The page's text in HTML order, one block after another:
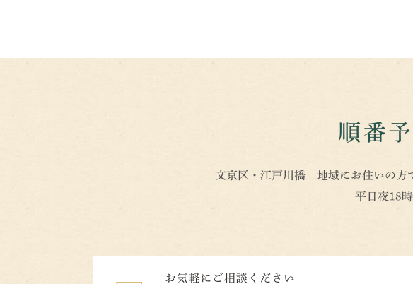
順番
文京区・江戸川橋 地域にお住いの方
平日夜18